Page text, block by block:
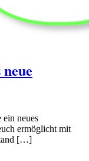
ein neues
ermöglicht mit
[…]